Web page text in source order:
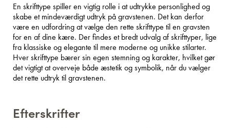
En skrifttype spiller en vigtig rolle i at udtrykke personlighed og
skabe et mindeværdigt udtryk på gravstenen. Det kan derfor
være en udfordring at vælge den rette skrifttype til en gravsten
for en af dine kære. Der findes et bredt udvalg af skrifttyper, lige
fra klassiske og elegante til mere moderne og unikke stilarter.
Hver skrifttype bærer sin egen stemning og karakter, hvilket gør
det vigtigt at overveje både æstetik og symbolik, når du vælger
det rette udtryk til gravstenen.
Efterskrifter